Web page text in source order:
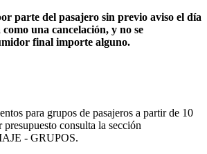
parte del pasajero sin previo aviso el día
una cancelación, y no se
final importe alguno.
para grupos de pasajeros a partir de 10
presupuesto consulta la sección
- GRUPOS.